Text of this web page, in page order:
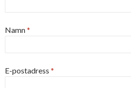
Namn*
E-postadress *